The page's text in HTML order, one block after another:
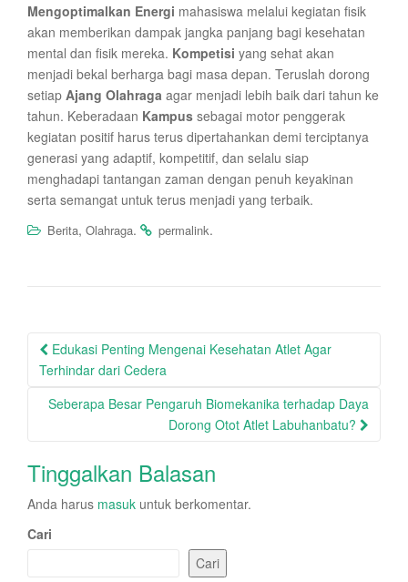
Mengoptimalkan Energi mahasiswa melalui kegiatan fisik
akan memberikan dampak jangka panjang bagi kesehatan
mental dan fisik mereka. Kompetisi yang sehat akan
menjadi bekal berharga bagi masa depan. Teruslah dorong
setiap Ajang Olahraga agar menjadi lebih baik dari tahun ke
tahun. Keberadaan Kampus sebagai motor penggerak
kegiatan positif harus terus dipertahankan demi terciptanya
generasi yang adaptif, kompetitif, dan selalu siap
menghadapi tantangan zaman dengan penuh keyakinan
serta semangat untuk terus menjadi yang terbaik.
Berita, Olahraga. permalink.
Post
navigation
Edukasi Penting Mengenai Kesehatan Atlet Agar
Terhindar dari Cedera
Seberapa Besar Pengaruh Biomekanika terhadap Daya
Dorong Otot Atlet Labuhanbatu?
Tinggalkan Balasan
Anda harus masuk untuk berkomentar.
Cari
Cari